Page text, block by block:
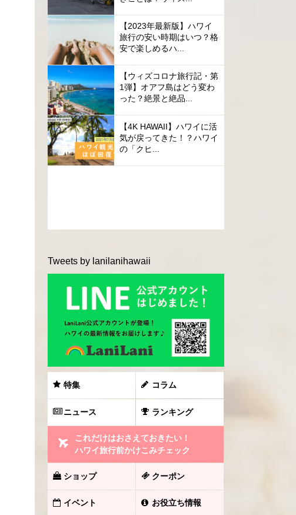
【2023年最新版】ハワイ
旅行の安い時期はいつ？格
安で楽しめるハ...
【ウィズコロナ旅行記・第
1弾】オアフ島はどう変わ
った？絶景と絶品...
【4K HAWAII】ハワイに活
気が戻ってきた！？ハワイ
の「クヒ...
Tweets by lanilanihawaii
特集 コラム
ニュース ランキング
これだけはおさえておきたい！
ハワイ旅行前かけこみチェック
ショップ クーポン
イベント お役立ち情報